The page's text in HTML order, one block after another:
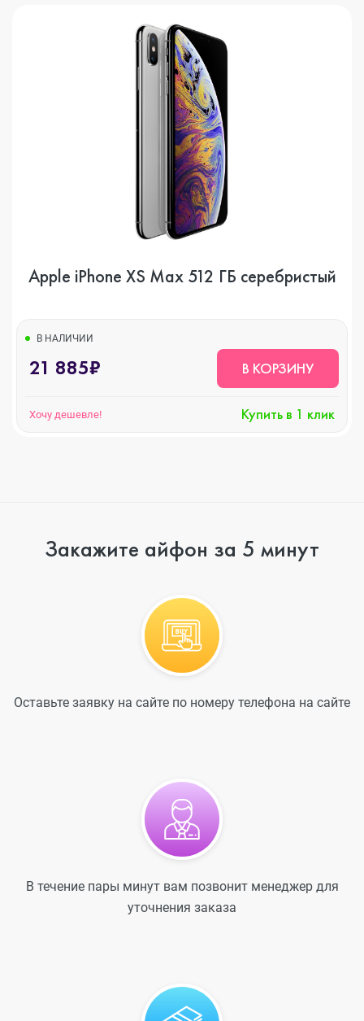
Apple iPhone XS Max 512 ГБ серебристый
В НАЛИЧИИ
21 885₽ В КОРЗИНУ
Хочу дешевле! Купить в 1 клик
Закажите айфон за 5 минут
Оставьте заявку на сайте по номеру телефона на сайте
В течение пары минут вам позвонит менеджер для
уточнения заказа